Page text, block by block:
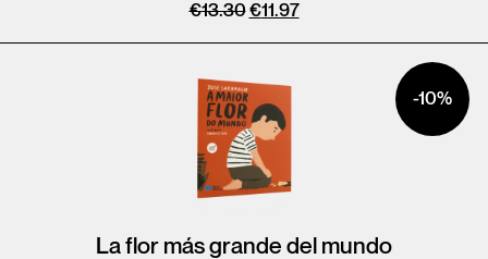
€13.30€11.97
La flor más grande del mundo
-10%